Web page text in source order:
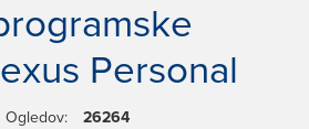
Personal
Ogledov: 26264